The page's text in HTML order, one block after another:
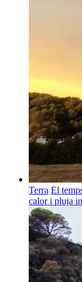
Terra El
calor i pluja